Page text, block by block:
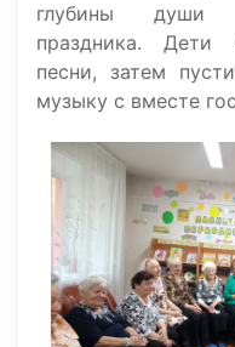
глубины души
праздника. Дети
песни, затем
музыку с вместе